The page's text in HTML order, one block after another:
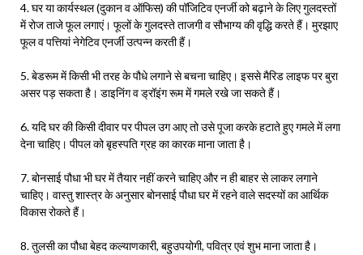
4. घर या कार्यस्थल (दुकान व ऑफिस) की पॉजिटिव एनर्जी को बढ़ाने के लिए गुलदस्तों
में रोज ताजे फूल लगाएं। फूलों के गुलदस्ते ताजगी व सौभाग्य की वृद्धि करते हैं। मुरझाए
फूल व पत्तियां नेगेटिव एनर्जी उत्पन्न करती हैं।
5. बेडरूम में किसी भी तरह के पौधे लगाने से बचना चाहिए। इससे मैरिड लाइफ पर बुरा
असर पड़ सकता है। डाइनिंग व ड्रॉइंग रूम में गमले रखे जा सकते हैं।
6. यदि घर की किसी दीवार पर पीपल उग आए तो उसे पूजा करके हटाते हुए गमले में लगा
देना चाहिए। पीपल को बृहस्पति ग्रह का कारक माना जाता है।
7. बोनसाई पौधा भी घर में तैयार नहीं करने चाहिए और न ही बाहर से लाकर लगाने
चाहिए। वास्तु शास्त्र के अनुसार बोनसाई पौधा घर में रहने वाले सदस्यों का आर्थिक
विकास रोकते हैं।
8. तुलसी का पौधा बेहद कल्याणकारी, बहुउपयोगी, पवित्र एवं शुभ माना जाता है।